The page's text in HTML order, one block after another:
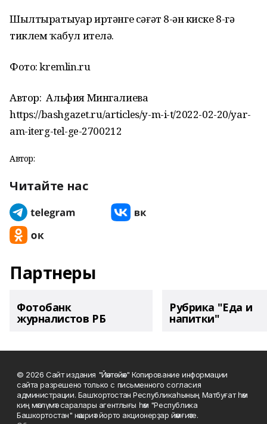
Шылтыратыуҙар иртәнге сәғәт 8-ҙән киске 8-гә
тиклем ҡабул ителә.
Фото: kremlin.ru
Автор: Альфия Мингалиева
https://bashgazet.ru/articles/y-m-i-t/2022-02-20/yar-
am-iterg-tel-ge-2700212
Автор:
Читайте нас
Партнеры
Фотобанк
журналистов РБ
Рубрика "Еда и
напитки"
© 2026 Сайт издания "Йәнтөйәк" Копирование информации
сайта разрешено только с письменного согласия
администрации. Башҡортостан Республикаһының Матбуғат һәм
киң мәғлүмәт саралары агентлығы һәм "Республика
Башкортостан" нәшриәт йорто акционерҙар йәмғиәте.